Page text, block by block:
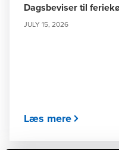
Dagsbeviser til
JULY 15, 2026
Læs mere